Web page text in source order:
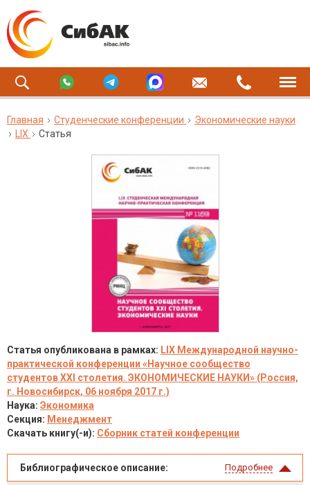
Главная Студенческие конференции
Экономические науки
LIX
Статья
Статья опубликована в рамках: LIX Международной научно-
практической конференции «Научное сообщество
студентов XXI столетия. ЭКОНОМИЧЕСКИЕ НАУКИ» (Россия,
г. Новосибирск, 06 ноября 2017 г.)
Наука: Экономика
Секция: Менеджмент
Скачать книгу(-и): Сборник статей конференции
Библиографическое описание: Подробнее